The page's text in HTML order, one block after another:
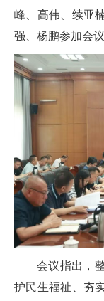
峰、高伟、续亚
强、杨鹏参加会议
会议指出，
护民生福祉、夯